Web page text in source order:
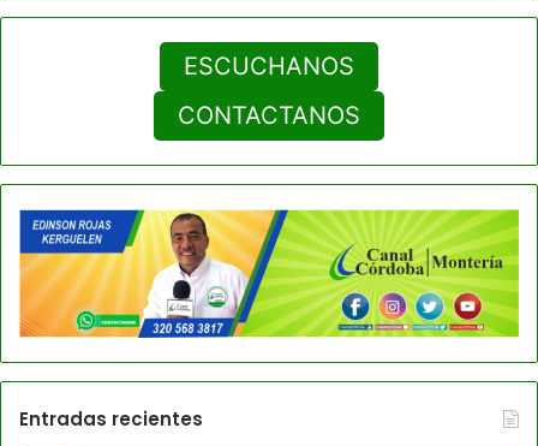
ESCUCHANOS
CONTACTANOS
Entradas recientes